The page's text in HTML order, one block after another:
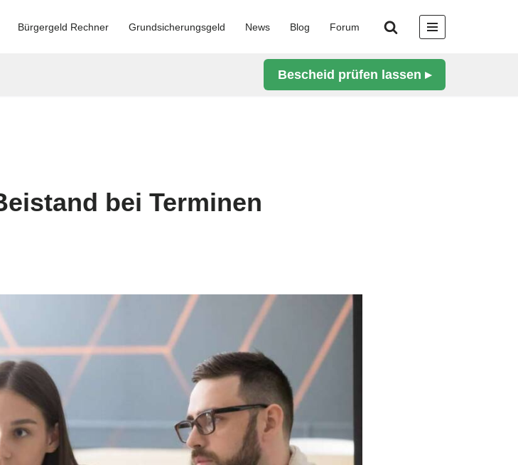
Bürgergeld Rechner Grundsicherungsgeld News Blog Forum
Bescheid prüfen lassen ▸
bei Terminen